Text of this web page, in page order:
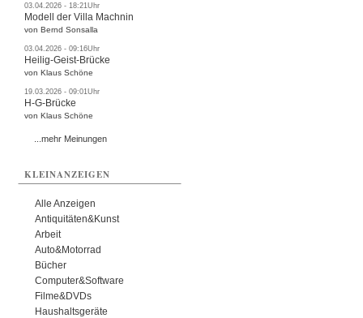
03.04.2026 - 18:21Uhr
Modell der Villa Machnin
von Bernd Sonsalla
03.04.2026 - 09:16Uhr
Heilig-Geist-Brücke
von Klaus Schöne
19.03.2026 - 09:01Uhr
H-G-Brücke
von Klaus Schöne
...mehr Meinungen
KLEINANZEIGEN
Alle Anzeigen
Antiquitäten&Kunst
Arbeit
Auto&Motorrad
Bücher
Computer&Software
Filme&DVDs
Haushaltsgeräte